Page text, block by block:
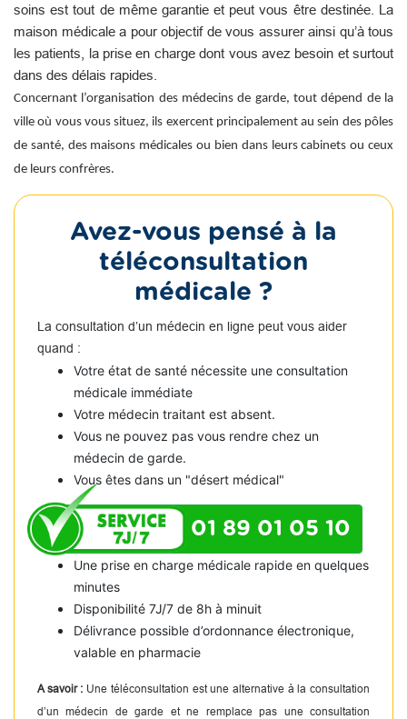
soins est tout de même garantie et peut vous être destinée. La
maison médicale a pour objectif de vous assurer ainsi qu’à tous
les patients, la prise en charge dont vous avez besoin et surtout
dans des délais rapides.
Concernant l’organisation des médecins de garde, tout dépend de la
ville où vous vous situez, ils exercent principalement au sein des pôles
de santé, des maisons médicales ou bien dans leurs cabinets ou ceux
de leurs confrères.
Avez-vous pensé à la
téléconsultation
médicale ?
La consultation d’un médecin en ligne peut vous aider
quand :
Votre état de santé nécessite une consultation
médicale immédiate
Votre médecin traitant est absent.
Vous ne pouvez pas vous rendre chez un
médecin de garde.
Vous êtes dans un "désert médical"
01 89 01 05 10
Une prise en charge médicale rapide en quelques
minutes
Disponibilité 7J/7 de 8h à minuit
Délivrance possible d’ordonnance électronique,
valable en pharmacie
A savoir : Une téléconsultation est une alternative à la consultation
d’un médecin de garde et ne remplace pas une consultation